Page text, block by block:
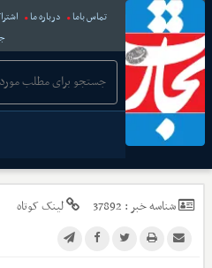
تماس باما درباره ما
شناسه خبر : 37892 لینک کوتاه